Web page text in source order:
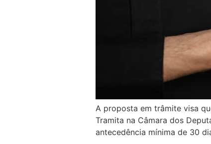
A proposta em trâmite visa
Tramita na Câmara dos
antecedência mínima de 30